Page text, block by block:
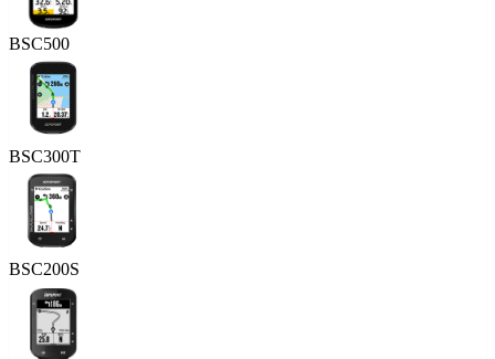
BSC500
BSC300T
BSC200S